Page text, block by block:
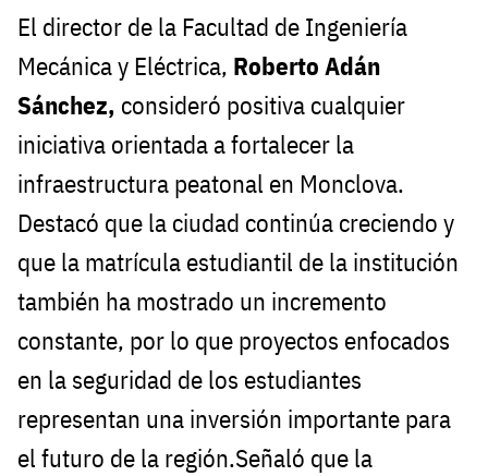
El director de la Facultad de Ingeniería
Mecánica y Eléctrica, Roberto Adán
Sánchez, consideró positiva cualquier
iniciativa orientada a fortalecer la
infraestructura peatonal en Monclova.
Destacó que la ciudad continúa creciendo y
que la matrícula estudiantil de la institución
también ha mostrado un incremento
constante, por lo que proyectos enfocados
en la seguridad de los estudiantes
representan una inversión importante para
el futuro de la región.Señaló que la